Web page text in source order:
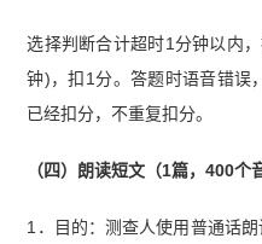
选择判断合计超时1分钟以内
钟)，扣1分。答题时语音错误
已经扣分，不重复扣分。
（四）朗读短文（1篇，400个
1．目的：测查人使用普通话